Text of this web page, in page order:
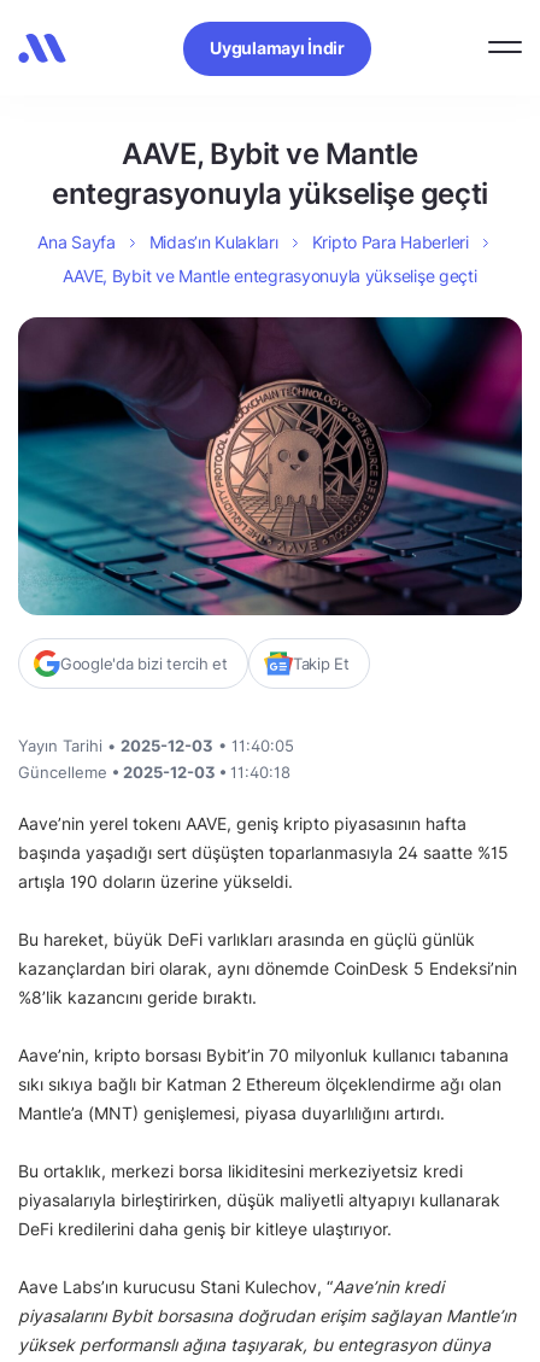
Uygulamayı İndir
AAVE, Bybit ve Mantle
entegrasyonuyla yükselişe geçti
Ana Sayfa Midas’ın Kulakları
Kripto Para Haberleri
AAVE, Bybit ve Mantle entegrasyonuyla yükselişe geçti
Google'da bizi tercih et Takip Et
Yayın Tarihi • 2025-12-03 • 11:40:05
Güncelleme • 2025-12-03 • 11:40:18
Aave’nin yerel tokenı AAVE, geniş kripto piyasasının hafta
başında yaşadığı sert düşüşten toparlanmasıyla 24 saatte %15
artışla 190 doların üzerine yükseldi.
Bu hareket, büyük DeFi varlıkları arasında en güçlü günlük
kazançlardan biri olarak, aynı dönemde CoinDesk 5 Endeksi’nin
%8’lik kazancını geride bıraktı.
Aave’nin, kripto borsası Bybit’in 70 milyonluk kullanıcı tabanına
sıkı sıkıya bağlı bir Katman 2 Ethereum ölçeklendirme ağı olan
Mantle’a (MNT) genişlemesi, piyasa duyarlılığını artırdı.
Bu ortaklık, merkezi borsa likiditesini merkeziyetsiz kredi
piyasalarıyla birleştirirken, düşük maliyetli altyapıyı kullanarak
DeFi kredilerini daha geniş bir kitleye ulaştırıyor.
Aave Labs’ın kurucusu Stani Kulechov, “Aave’nin kredi
piyasalarını Bybit borsasına doğrudan erişim sağlayan Mantle’ın
yüksek performanslı ağına taşıyarak, bu entegrasyon dünya